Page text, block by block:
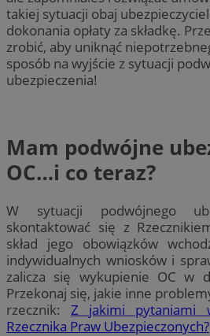
takiej sytuacji obaj
dokonania opłaty za składkę.
zrobić, aby uniknąć
sposób na wyjście z sytuacji
ubezpieczenia!
Mam podwójne
OC…i co teraz?
W sytuacji podwójnego
skontaktować się z
skład jego obowiązków
indywidualnych wniosków i
zalicza się wykupienie OC w
Przekonaj się, jakie inne
rzecznik:Z jakimi pytaniami
Rzecznika Praw Ubezpieczonych?